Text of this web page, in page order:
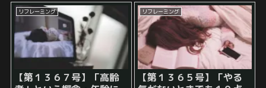
リフレーミング
【第１３６７号】「高齢
リフレーミング
【第１３６５号】「やる